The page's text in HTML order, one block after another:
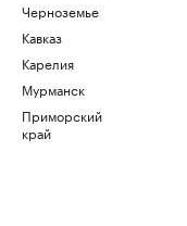
Черноземье
Кавказ
Карелия
Мурманск
Приморский
край